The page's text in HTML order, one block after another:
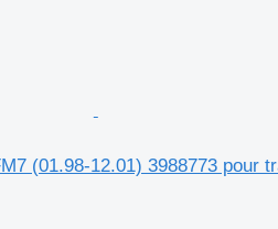
(01.98-12.01) 3988773 pour